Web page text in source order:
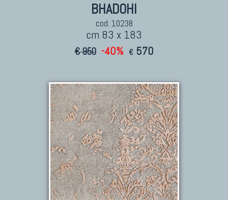
BHADOHI
cod. 10238
cm 83 x 183
€ 950 -40% € 570